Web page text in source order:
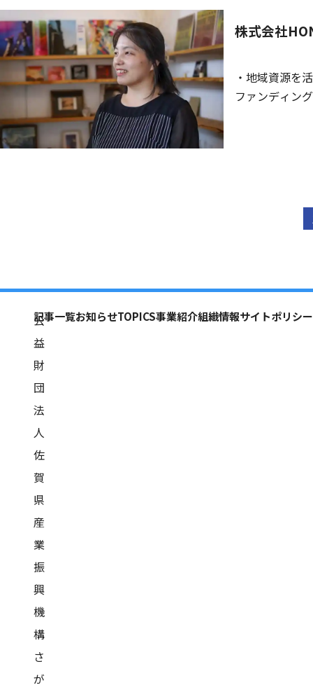
株式会社
・地域資源を
ファンディン
公
益
財
団
法
人
佐
賀
県
産
業
振
興
機
構
さ
が
記事一覧お知らせTOPICS事業紹介組織情報サイトポリシー